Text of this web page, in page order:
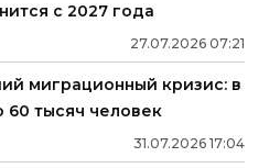
с 2027 года
27.07.2026 07:21
миграционный кризис: в
60 тысяч человек
31.07.2026 17:04